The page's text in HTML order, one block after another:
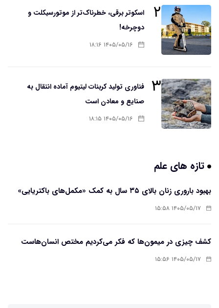
۲
اسکوتر برقی، خطرناک‌تر از موتورسیکلت و
دوچرخه!
۱۴۰۵/۰۵/۱۶ ۱۸:۱۶
۳
فناوری تولید کربنات لیتیوم آماده انتقال به
صنایع و معادن است
۱۴۰۵/۰۵/۱۶ ۱۸:۱۵
تازه های علم
بهبود باروری زنان بالای ۳۵ سال به کمک «مکمل‌های باکتریایی»
۱۴۰۵/۰۵/۱۷ ۱۵:۵۸
کشف چیزی در میمون‌ها که فکر می‌کردیم مختص انسان‌هاست
۱۴۰۵/۰۵/۱۷ ۱۵:۵۶